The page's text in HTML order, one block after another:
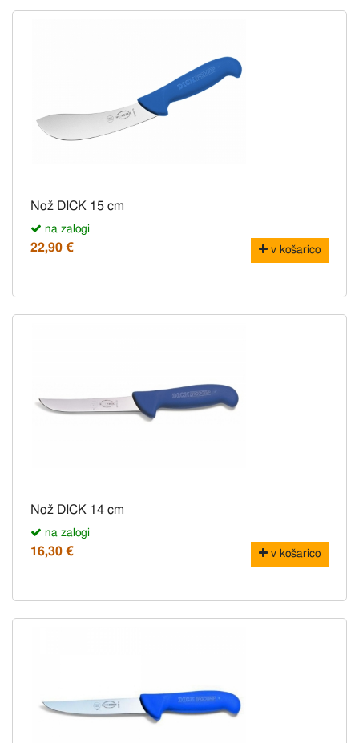
Nož DICK 15 cm
na zalogi
22,90 € v košarico
Nož DICK 14 cm
na zalogi
16,30 € v košarico